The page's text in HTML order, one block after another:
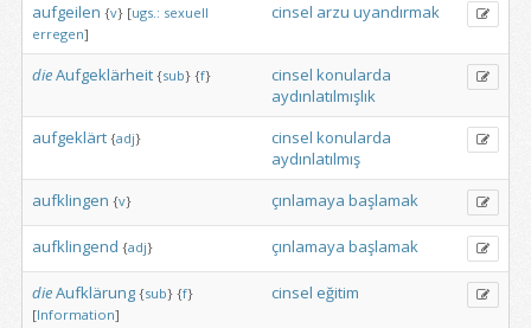
aufgeilen {v} [ugs.: sexuell
erregen]
cinsel arzu uyandırmak
dieAufgeklärheit {sub} {f} cinsel konularda
aydınlatılmışlık
aufgeklärt {adj} cinsel konularda
aydınlatılmış
aufklingen {v} çınlamaya başlamak
aufklingend {adj} çınlamaya başlamak
dieAufklärung {sub} {f}
[Information]
cinsel eğitim